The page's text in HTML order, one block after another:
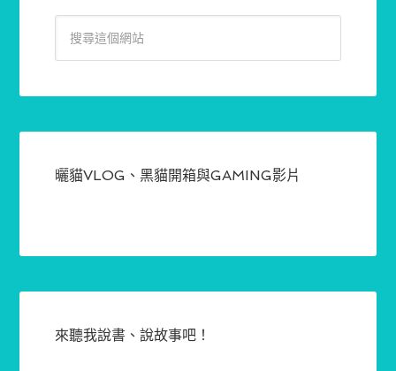
曬貓VLOG、黑貓開箱與GAMING影片
來聽我說書、說故事吧！